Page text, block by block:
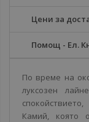
Цени за
Помощ - Ел.
По време на
луксозен
Камий, която